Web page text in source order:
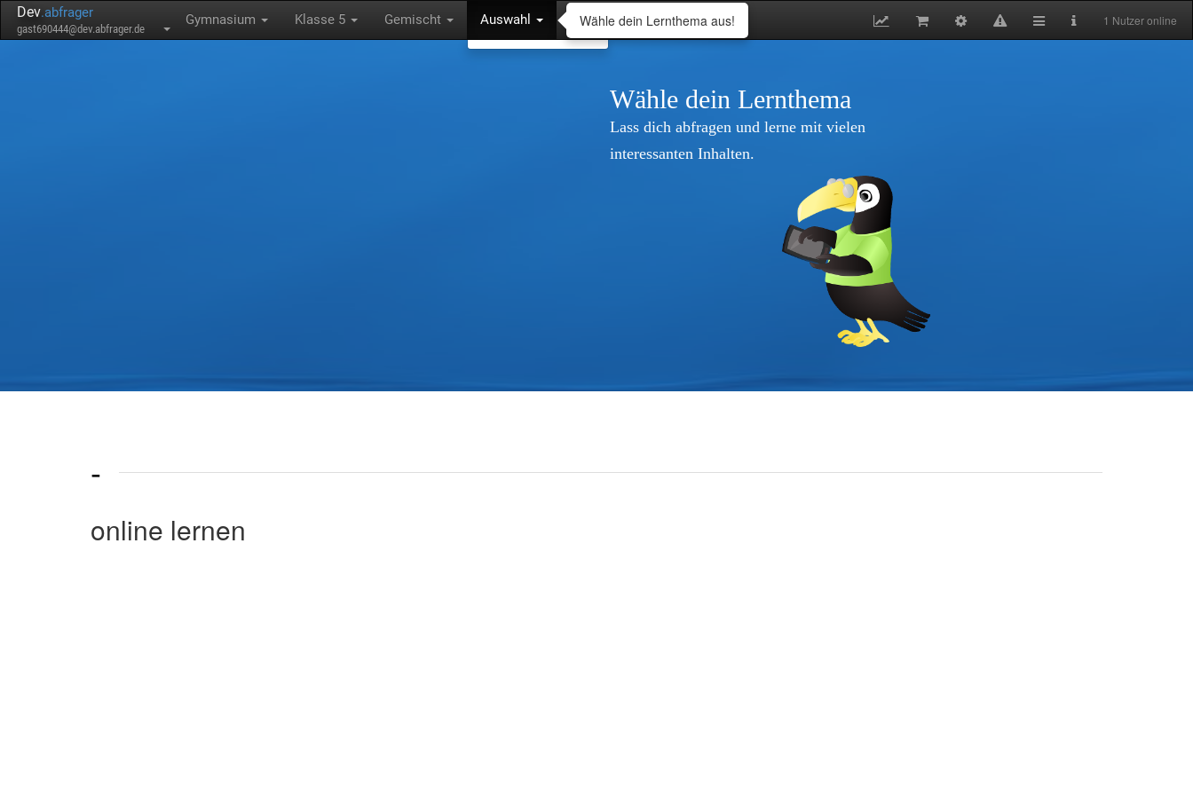
Dev.abfrager
gast690444@dev.abfrager.de
Gymnasium Klasse 5 Gemischt Auswahl 1 Nutzer online
Wähle dein Lernthema
Lass dich abfragen und lerne mit vielen
interessanten Inhalten.
-
online lernen
Wähle dein Lernthema aus!